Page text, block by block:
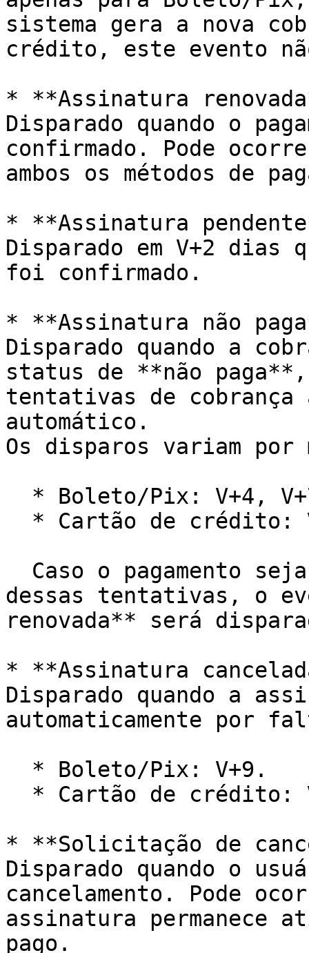
sistema gera a nova
crédito, este evento
* **Assinatura
Disparado quando o
confirmado. Pode
ambos os métodos de
* **Assinatura
Disparado em V+2 dias
foi confirmado.
* **Assinatura não
Disparado quando a
status de **não
tentativas de cobrança
automático.
Os disparos variam por
dessas tentativas, o
renovada** será
* **Assinatura
Disparado quando a
automaticamente por
* **Solicitação de
Disparado quando o
cancelamento. Pode
assinatura permanece
pago.